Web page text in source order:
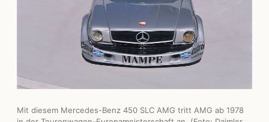
Mit diesem Mercedes-Benz 450 SLC AMG tritt AMG ab 1978